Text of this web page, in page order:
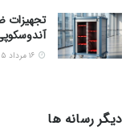
تجهیزات
دیگر رسانه ها